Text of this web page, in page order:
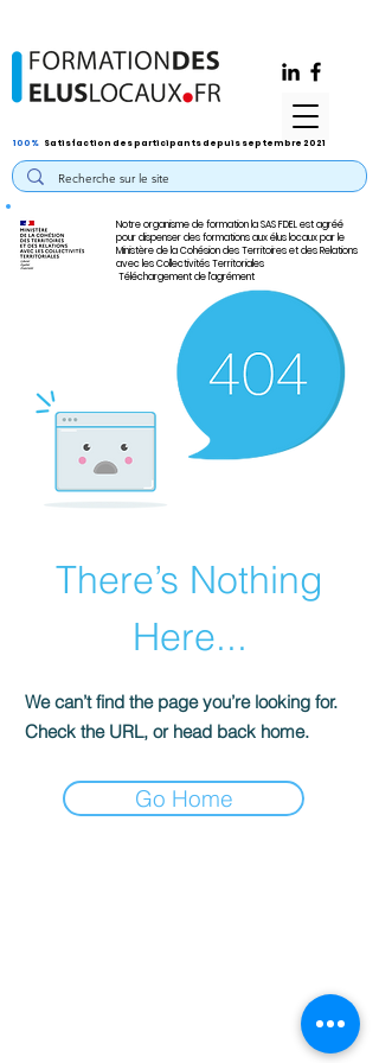
Notre organisme de formation la SAS FDEL est agréé
pour dispenser des formations aux élus locaux par le
Ministère de la Cohésion des Territoires et des Relations
avec les Collectivités Territoriales
Téléchargement de l'agrément
100% Satisfaction des participants depuis septembre 2021
There’s Nothing
Here...
We can’t find the page you’re looking for.
Check the URL, or head back home.
Go Home